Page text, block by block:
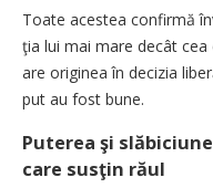
Toate acestea confirmă
ţia lui mai mare decât
are originea în decizia
put au fost bune.
Puterea şi
care susţin răul